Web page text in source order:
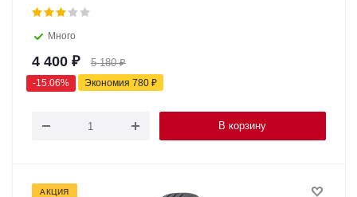
Много
4 400 ₽ 5 180₽
-15.06% Экономия 780 ₽
В корзину
АКЦИЯ